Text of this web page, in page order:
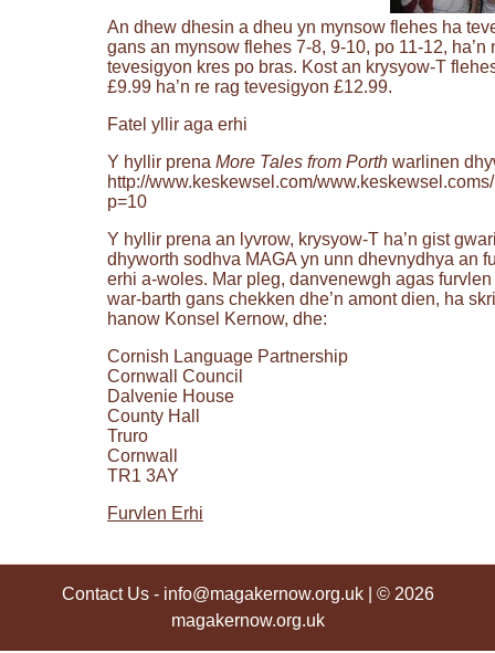
An dhew dhesin a dheu yn mynsow flehes ha
gans an mynsow flehes 7-8, 9-10, po 11-12, ha’n
tevesigyon kres po bras. Kost an krysyow-T
£9.99 ha’n re rag tevesigyon £12.99.
Fatel yllir aga erhi
Y hyllir prena More Tales from Porth warlinen
http://www.keskewsel.com/
p=10
Y hyllir prena an lyvrow, krysyow-T ha’n gist
dhyworth sodhva MAGA yn unn dhevnydhya an
erhi a-woles. Mar pleg, danvenewgh agas furvlen
war-barth gans chekken dhe’n amont dien, ha
hanow Konsel Kernow, dhe:
Cornish Language Partnership
Cornwall Council
Dalvenie House
County Hall
Truro
Cornwall
TR1 3AY
Furvlen Erhi
Contact Us- info@magakernow.org.uk| © 2026
magakernow.org.uk